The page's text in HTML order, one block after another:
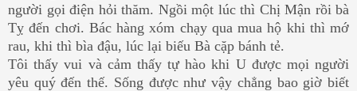
người gọi điện hỏi thăm. Ngồi một lúc thì Chị Mận rồi bà
Tỵ đến chơi. Bác hàng xóm chạy qua mua hộ khi thì mớ
rau, khi thì bìa đậu, lúc lại biếu Bà cặp bánh tẻ.
Tôi thấy vui và cảm thấy tự hào khi U được mọi người
yêu quý đến thế. Sống được như vậy chẳng bao giờ biết